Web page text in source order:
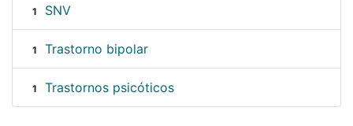
1 SNV
1 Trastorno bipolar
1 Trastornos psicóticos